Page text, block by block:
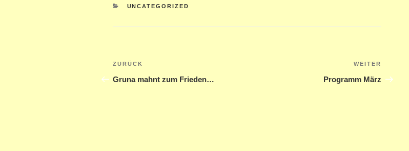
KATEGORIEN
UNCATEGORIZED
Beitragsnavigation
Vorheriger
Beitrag
ZURÜCK
Gruna mahnt zum Frieden…
Beitrag
WEITER
Programm März